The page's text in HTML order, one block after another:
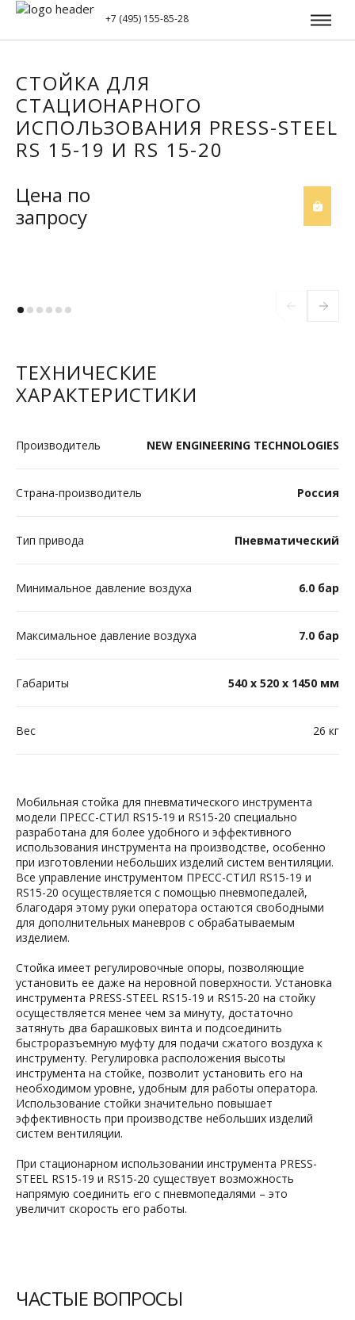
+7 (495) 155-85-28
СТОЙКА ДЛЯ
СТАЦИОНАРНОГО
ИСПОЛЬЗОВАНИЯ PRESS-STEEL
RS 15-19 И RS 15-20
Цена по
запросу
ТЕХНИЧЕСКИЕ
ХАРАКТЕРИСТИКИ
Производитель NEW ENGINEERING TECHNOLOGIES
Страна-производитель Россия
Тип привода Пневматический
Минимальное давление воздуха 6.0 бар
Максимальное давление воздуха 7.0 бар
Габариты 540 х 520 х 1450 мм
Вес 26 кг
Мобильная стойка для пневматического инструмента
модели ПРЕСС-СТИЛ RS15-19 и RS15-20 специально
разработана для более удобного и эффективного
использования инструмента на производстве, особенно
при изготовлении небольших изделий систем вентиляции.
Все управление инструментом ПРЕСС-СТИЛ RS15-19 и
RS15-20 осуществляется с помощью пневмопедалей,
благодаря этому руки оператора остаются свободными
для дополнительных маневров с обрабатываемым
изделием.
Стойка имеет регулировочные опоры, позволяющие
установить ее даже на неровной поверхности. Установка
инструмента PRESS-STEEL RS15-19 и RS15-20 на стойку
осуществляется менее чем за минуту, достаточно
затянуть два барашковых винта и подсоединить
быстроразъемную муфту для подачи сжатого воздуха к
инструменту. Регулировка расположения высоты
инструмента на стойке, позволит установить его на
необходимом уровне, удобным для работы оператора.
Использование стойки значительно повышает
эффективность при производстве небольших изделий
систем вентиляции.
При стационарном использовании инструмента PRESS-
STEEL RS15-19 и RS15-20 существует возможность
напрямую соединить его с пневмопедалями – это
увеличит скорость его работы.
ЧАСТЫЕ ВОПРОСЫ
ЗАПОЛНИТЕ ФОРМУ ДЛЯ
СКАЧИВАНИЯ
Скачивание документа начнется сразу после отправки
контактных данных
Нажимая на кнопку, вы соглашаетесь на
ЗАПИШИТЕСЬ НА СТАЖИРОВКУ
Заполните форму, и если ваша специальность окажется
подходящей, мы с вами свяжемся
Ваше имя
Вакансия
Нажимая на кнопку, вы соглашаетесь на
обработку персональных данных